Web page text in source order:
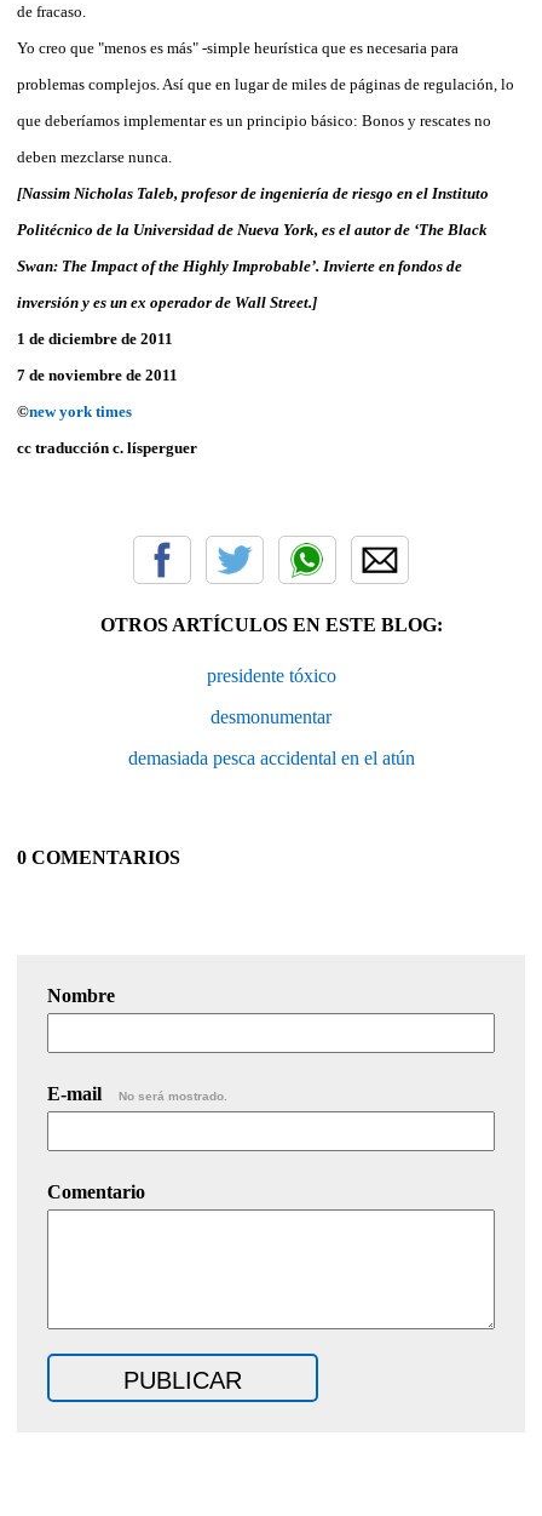
de fracaso.
Yo creo que "menos es más" -simple heurística que es necesaria para
problemas complejos. Así que en lugar de miles de páginas de regulación, lo
que deberíamos implementar es un principio básico: Bonos y rescates no
deben mezclarse nunca.
[Nassim Nicholas Taleb, profesor de ingeniería de riesgo en el Instituto
Politécnico de la Universidad de Nueva York, es el autor de ‘The Black
Swan: The Impact of the Highly Improbable’. Invierte en fondos de
inversión y es un ex operador de Wall Street.]
1 de diciembre de 2011
7 de noviembre de 2011
©new york times
cc traducción c. lísperguer
OTROS ARTÍCULOS EN ESTE BLOG:
presidente tóxico
desmonumentar
demasiada pesca accidental en el atún
0 COMENTARIOS
Nombre
E-mail No será mostrado.
Comentario